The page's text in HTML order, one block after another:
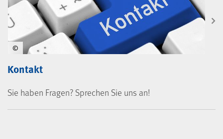
Kontakt
Sie haben Fragen? Sprechen Sie uns an!
©